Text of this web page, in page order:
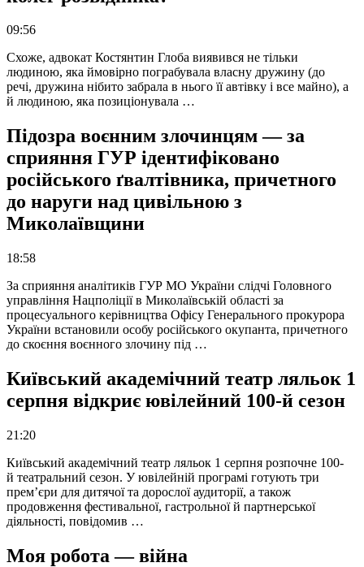
09:56
Схоже, адвокат Костянтин Глоба виявився не тільки
людиною, яка ймовірно пограбувала власну дружину (до
речі, дружина нібито забрала в нього її автівку і все майно), а
й людиною, яка позиціонувала …
Підозра воєнним злочинцям — за
сприяння ГУР ідентифіковано
російського ґвалтівника, причетного
до наруги над цивільною з
Миколаївщини
18:58
За сприяння аналітиків ГУР МО України слідчі Головного
управління Нацполіції в Миколаївській області за
процесуального керівництва Офісу Генерального прокурора
України встановили особу російського окупанта, причетного
до скоєння воєнного злочину під …
Київський академічний театр ляльок 1
серпня відкриє ювілейний 100-й сезон
21:20
Київський академічний театр ляльок 1 серпня розпочне 100-
й театральний сезон. У ювілейній програмі готують три
прем’єри для дитячої та дорослої аудиторії, а також
продовження фестивальної, гастрольної й партнерської
діяльності, повідомив …
Моя робота — війна